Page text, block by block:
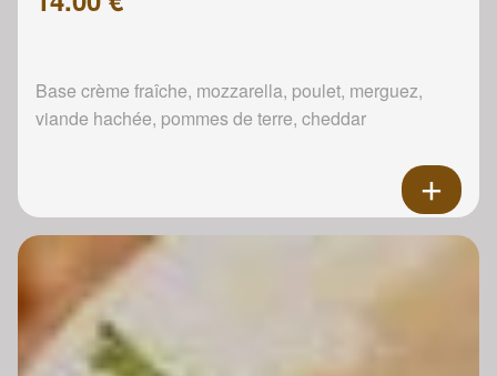
Base crème fraîche, mozzarella, poulet, merguez,
viande hachée, pommes de terre, cheddar